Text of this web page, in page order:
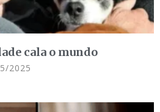
cala o mundo
2025